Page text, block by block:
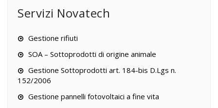
Servizi Novatech
Gestione rifiuti
SOA – Sottoprodotti di origine animale
Gestione Sottoprodotti art. 184-bis D.Lgs n.
152/2006
Gestione pannelli fotovoltaici a fine vita